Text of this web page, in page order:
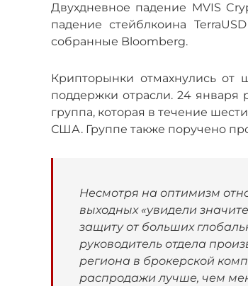
Двухдневное падение MVIS
падение стейблкоина
собранные Bloomberg.
Крипторынки отмахнулись от
поддержки отрасли. 24 января
группа, которая в течение
США. Группе также поручено
Несмотря на оптимизм
выходных «увидели
защиту от больших
руководитель отдела
региона в брокерской
распродажи лучше, чем